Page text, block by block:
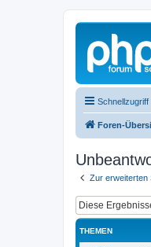
Schnellzugriff
Foren-
Zur erweiterten
THEMEN